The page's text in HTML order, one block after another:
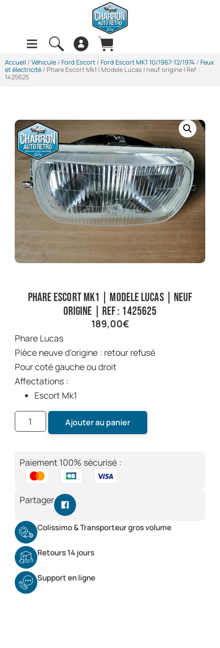
Accueil / Véhicule / Ford Escort / Ford Escort MK1 10/1967-12/1974 / Feux
et électricité / Phare Escort Mk1 | Modele Lucas | neuf origine | Ref :
1425625
Phare Escort Mk1 | Modele Lucas | neuf
origine | Ref : 1425625
189,00€
Phare Lucas
Pièce neuve d’origine : retour refusé
Pour coté gauche ou droit
Affectations :
Escort Mk1
Ajouter au panier
Paiement 100% sécurisé :
Partager
Colissimo & Transporteur gros volume
Retours 14 jours
Support en ligne